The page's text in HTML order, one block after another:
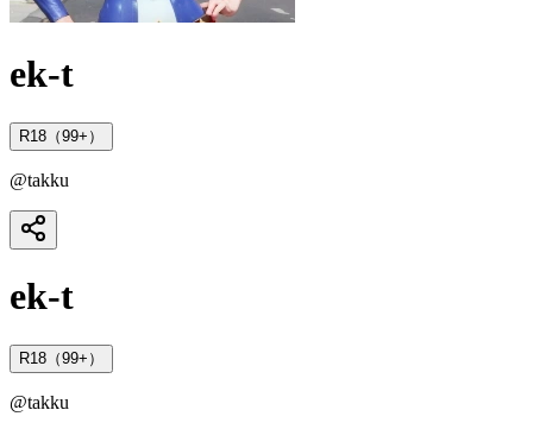
ek-t
R18（99+）
@takku
ek-t
R18（99+）
@takku